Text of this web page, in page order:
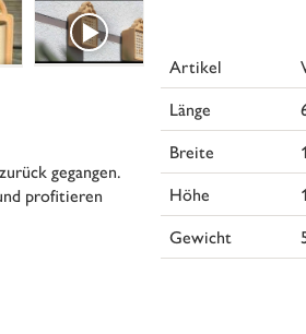
gegangen.
profitieren
Artikel
Länge
Breite
Höhe
Gewicht